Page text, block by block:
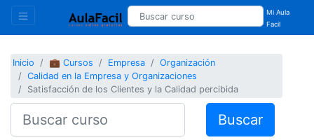
Mi Aula
Facil
Inicio 💼 Cursos Empresa
Organización
Calidad en la Empresa y Organizaciones
Satisfacción de los Clientes y la Calidad percibida
Buscar